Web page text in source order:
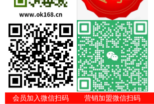
会员加入微信扫码 营销加盟微信扫码